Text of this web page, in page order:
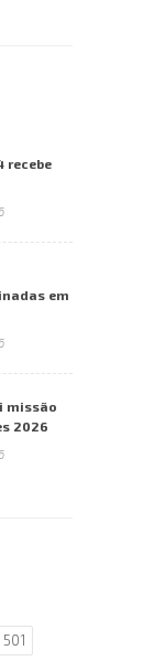
recebe
em
missão
2026
501